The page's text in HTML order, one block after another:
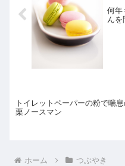
何年
んを
トイレットペーパーの粉で喘息
栗ノースマン
ホーム つぶやき